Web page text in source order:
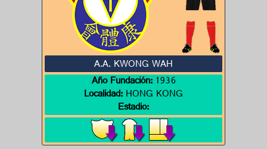
A.A. KWONG WAH
Año Fundación:1936
Localidad:HONG KONG
Estadio: